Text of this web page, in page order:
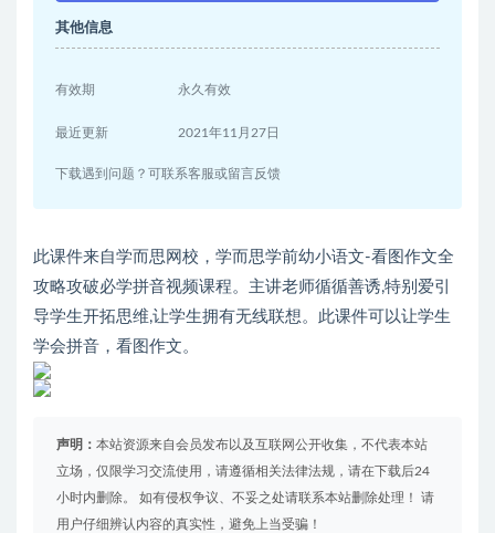
其他信息
有效期 永久有效
最近更新 2021年11月27日
下载遇到问题？可联系客服或留言反馈
此课件来自学而思网校，学而思学前幼小语文-看图作文全
攻略攻破必学拼音视频课程。主讲老师循循善诱,特别爱引
导学生开拓思维,让学生拥有无线联想。此课件可以让学生
学会拼音，看图作文。
声明： 本站资源来自会员发布以及互联网公开收集，不代表本站
立场，仅限学习交流使用，请遵循相关法律法规，请在下载后24
小时内删除。 如有侵权争议、不妥之处请联系本站删除处理！ 请
用户仔细辨认内容的真实性，避免上当受骗！